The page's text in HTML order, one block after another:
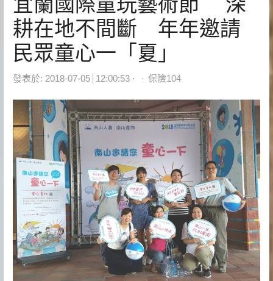
耕在地不間斷 年年邀請
民眾童心一「夏」
發表於: 2018-07-05 12:00:53 Author
保險104